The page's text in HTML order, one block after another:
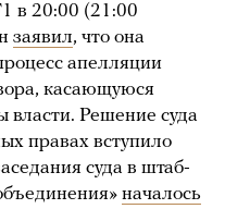
в 20:00 (21:00
заявил, что она
апелляции
касающуюся
власти. Решение суда
правах вступило
суда в штаб-
началось